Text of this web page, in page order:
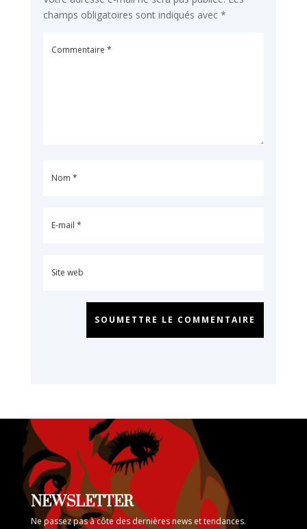
champs obligatoires sont indiqués avec *
SOUMETTRE LE COMMENTAIRE
NEWSLETTER
Ne passez pas à côte des dernières news et tendances.